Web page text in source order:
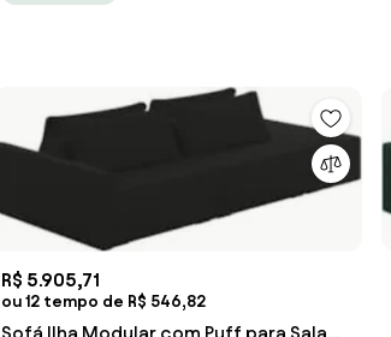
R$ 5.905,71
ou 12 tempo de R$ 546,82
Sofá Ilha Modular com Puff para Sala